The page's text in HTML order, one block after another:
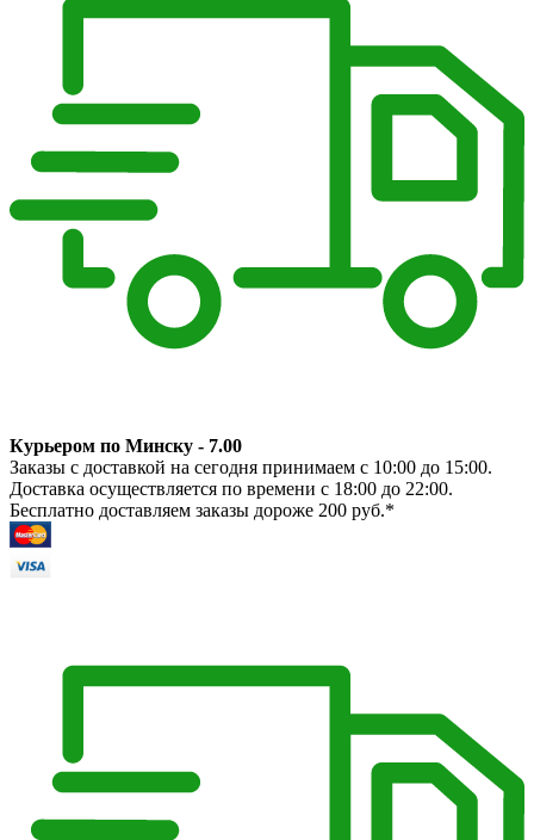
Курьером по Минску - 7.00
Заказы с доставкой на сегодня принимаем с 10:00 до 15:00.
Доставка осуществляется по времени с 18:00 до 22:00.
Бесплатно доставляем заказы дороже 200 руб.*